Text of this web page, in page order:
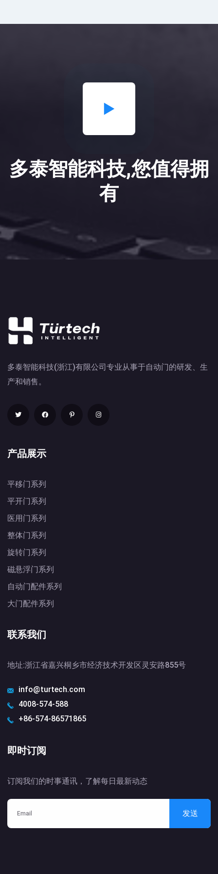
多泰智能科技,您值得拥
有
多泰智能科技(浙江)有限公司专业从事于自动门的研发、生
产和销售。
产品展示
平移门系列
平开门系列
医用门系列
整体门系列
旋转门系列
磁悬浮门系列
自动门配件系列
大门配件系列
联系我们
地址:浙江省嘉兴桐乡市经济技术开发区灵安路855号
info@turtech.com
4008-574-588
+86-574-86571865
即时订阅
订阅我们的时事通讯，了解每日最新动态
发送